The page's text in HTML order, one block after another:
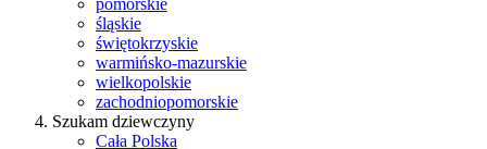
pomorskie
śląskie
świętokrzyskie
warmińsko-mazurskie
wielkopolskie
zachodniopomorskie
Szukam dziewczyny
Cała Polska